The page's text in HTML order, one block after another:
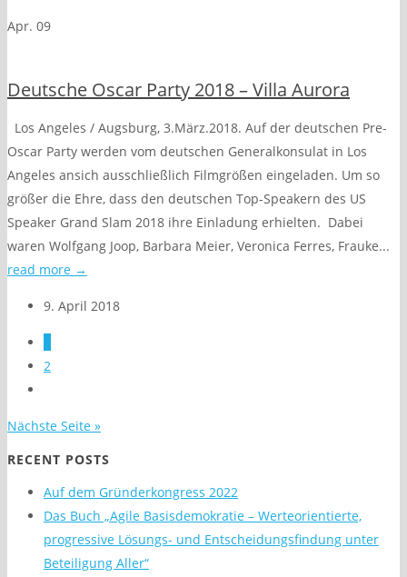
Apr. 09
Deutsche Oscar Party 2018 – Villa Aurora
Los Angeles / Augsburg, 3.März.2018. Auf der deutschen Pre-
Oscar Party werden vom deutschen Generalkonsulat in Los
Angeles ansich ausschließlich Filmgrößen eingeladen. Um so
größer die Ehre, dass den deutschen Top-Speakern des US
Speaker Grand Slam 2018 ihre Einladung erhielten. Dabei
waren Wolfgang Joop, Barbara Meier, Veronica Ferres, Frauke...
read more →
9. April 2018
2
Nächste Seite »
RECENT POSTS
Auf dem Gründerkongress 2022
Das Buch „Agile Basisdemokratie – Werteorientierte,
progressive Lösungs- und Entscheidungsfindung unter
Beteiligung Aller“